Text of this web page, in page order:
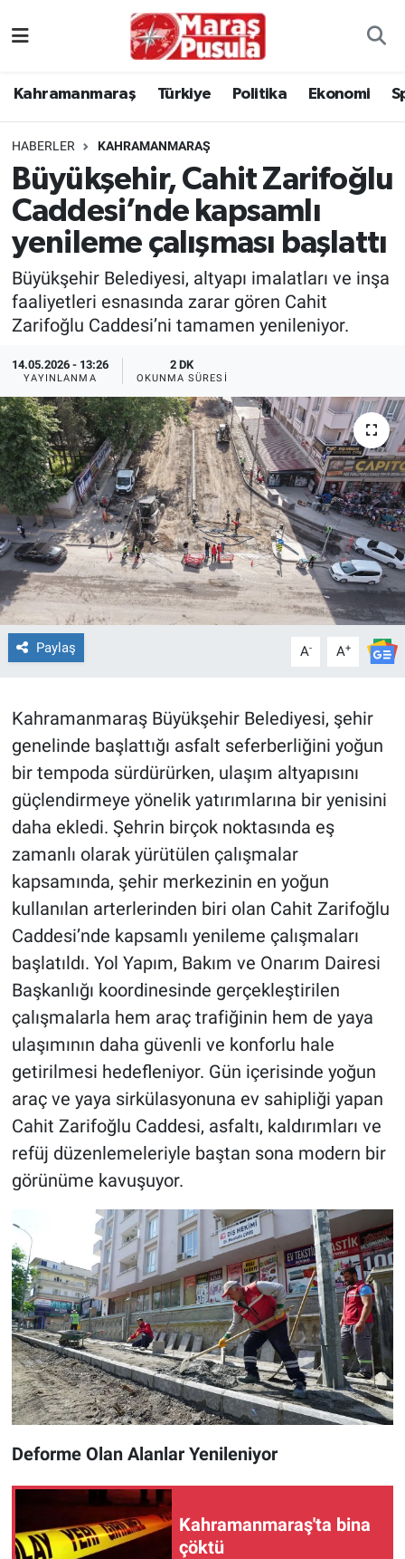
Kahramanmaraş Türkiye Politika Ekonomi
HABERLER KAHRAMANMARAŞ
Büyükşehir, Cahit Zarifoğlu
Caddesi’nde kapsamlı
yenileme çalışması başlattı
Büyükşehir Belediyesi, altyapı imalatları ve inşa
faaliyetleri esnasında zarar gören Cahit
Zarifoğlu Caddesi’ni tamamen yenileniyor.
14.05.2026 - 13:26
YAYINLANMA
2 DK
OKUNMA SÜRESI
Paylaş A- A+
Kahramanmaraş Büyükşehir Belediyesi, şehir
genelinde başlattığı asfalt seferberliğini yoğun
bir tempoda sürdürürken, ulaşım altyapısını
güçlendirmeye yönelik yatırımlarına bir yenisini
daha ekledi. Şehrin birçok noktasında eş
zamanlı olarak yürütülen çalışmalar
kapsamında, şehir merkezinin en yoğun
kullanılan arterlerinden biri olan Cahit Zarifoğlu
Caddesi’nde kapsamlı yenileme çalışmaları
başlatıldı. Yol Yapım, Bakım ve Onarım Dairesi
Başkanlığı koordinesinde gerçekleştirilen
çalışmalarla hem araç trafiğinin hem de yaya
ulaşımının daha güvenli ve konforlu hale
getirilmesi hedefleniyor. Gün içerisinde yoğun
araç ve yaya sirkülasyonuna ev sahipliği yapan
Cahit Zarifoğlu Caddesi, asfaltı, kaldırımları ve
refüj düzenlemeleriyle baştan sona modern bir
görünüme kavuşuyor.
Deforme Olan Alanlar Yenileniyor
Kahramanmaraş'ta bina
çöktü
Politika
Ekonomi
Spor
Sağlık
TEKNOLOJİ
Dünya
İlçeler
MAGAZİN
Bilim, Teknoloji
ÇEVRE
HABERDE İNSAN
EĞİTİM
BİLİM VE TEKNOLOJİ
Güvenlik
Bölge
İstanbul Namaz Vakitleri
İstanbul Trafik Yoğunluk Haritası
Süper Lig Puan Durumu ve Fikstür
Tüm Manşetler
Haber Arşivi